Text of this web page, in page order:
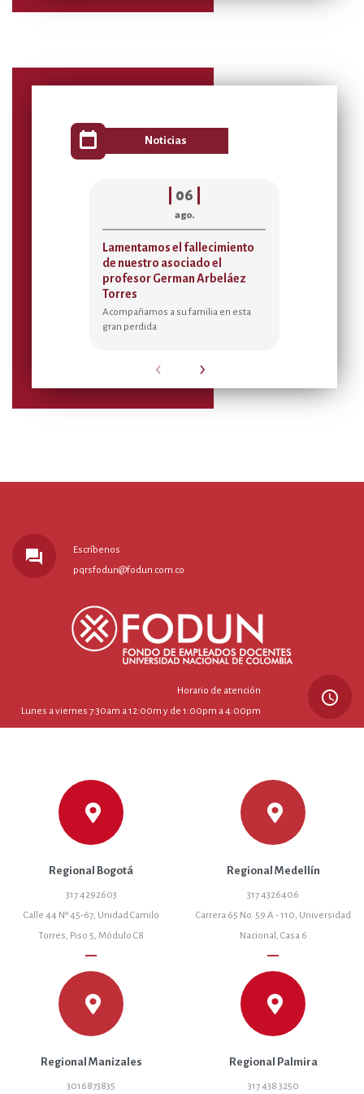
calendar_today Noticias
06
ago.
Lamentamos el fallecimiento
de nuestro asociado el
profesor German Arbeláez
Torres
Acompañamos a su familia en esta
gran perdida
‹ ›
forum
Escríbenos
pqrsfodun@fodun.com.co
Horario de atención
Lunes a viernes 7:30am a 12:00m y de 1:00pm a 4:00pm
query_builder
Regional Bogotá
317 4292603
Calle 44 Nº 45-67, Unidad Camilo
Torres, Piso 5, Módulo C8
remove
Regional Medellín
317 4326406
Carrera 65 No. 59 A - 110, Universidad
Nacional, Casa 6
remove
Regional Manizales
3016873835
Regional Palmira
317 438 3250